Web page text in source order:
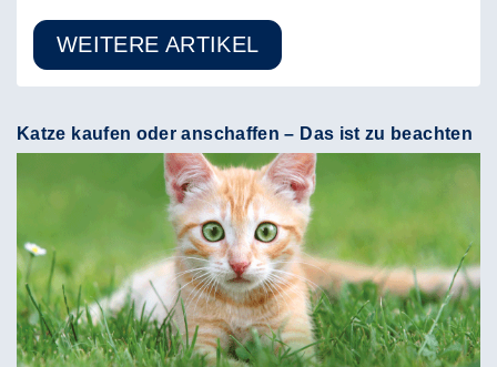
WEITERE ARTIKEL
Katze kaufen oder anschaffen – Das ist zu beachten